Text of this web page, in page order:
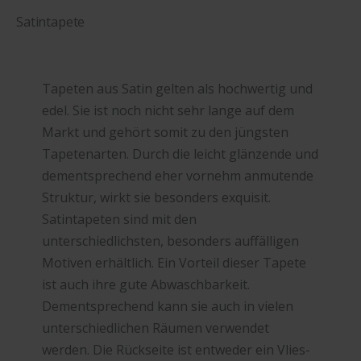
Satintapete
Tapeten aus Satin gelten als hochwertig und
edel. Sie ist noch nicht sehr lange auf dem
Markt und gehört somit zu den jüngsten
Tapetenarten. Durch die leicht glänzende und
dementsprechend eher vornehm anmutende
Struktur, wirkt sie besonders exquisit.
Satintapeten sind mit den
unterschiedlichsten, besonders auffälligen
Motiven erhältlich. Ein Vorteil dieser Tapete
ist auch ihre gute Abwaschbarkeit.
Dementsprechend kann sie auch in vielen
unterschiedlichen Räumen verwendet
werden. Die Rückseite ist entweder ein Vlies-